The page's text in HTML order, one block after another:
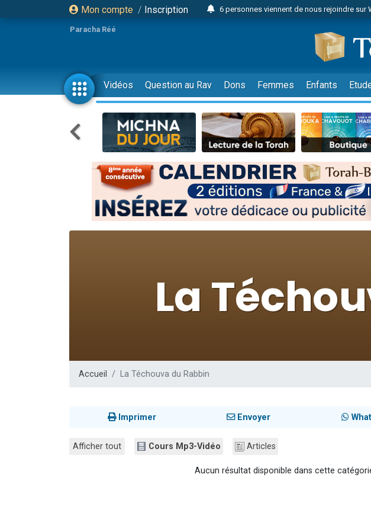
Mon compte / Inscription
6 personnes viennent de nous rejoindre sur
2 personnes viennent de faire un don
17 personnes viennent de demander une
4 personnes viennent de nous rejoindre sur
Il reste 49 places pour étudier en
23 personnes viennent de faire un don
Eva vient de donner son Maasser
4 personnes viennent de nous rejoindre sur
3 personnes viennent de nous rejoindre sur
3 personnes viennent de faire un don
Odaya vient de donner son Maasser
13 personnes viennent de demander une
Il reste 49 places pour étudier en groupe
12 nouvelles musiques dans Torah-Box
3 personnes viennent de nous rejoindre sur
Paracha Réé
Vidéos Question au Rav Dons Femmes Enfants
Accueil La Téchouva du Rabbin
Imprimer Envoyer
Afficher tout Cours Mp3-Vidéo Articles
Aucun résultat disponible dans cette